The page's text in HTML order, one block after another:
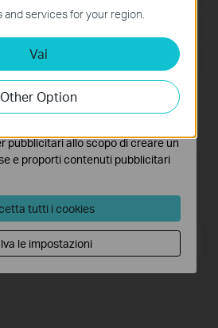
2000/XP/2003/Vista/7
services for your region.
Vai
Other Option
e non possono essere disattivati
Cookies
di analizzare le tue
scopo di migliorarne le
pubblicitari allo scopo di creare un
e proporti contenuti pubblicitari
tutti i cookies
le impostazioni